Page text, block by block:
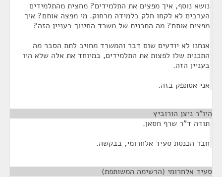
נושא נוסף, איך מפצים את התלמידים? מחצית מהתלמידים
הערבים לא לקחו חלק בלמידה מרחוק. מי מפצה אותם? איך
מפצים אותם? מה התכנית של משרד החינוך בעניין הזה?
אנחנו לא יודעים שום דבר והמשרד מחויב לתת הסבר מה
התכנית שלו לפצות את התלמידים, במיוחד את אלה שלא היו
בעניין הזה.
אני אסתפק בזה.
היו"ר ניצן הורוביץ
תודה ד"ר שרף חסאן.
חבר הכנסת סעיד אלחרומי, בבקשה.
סעיד אלחרומי (הרשימה המשותפת)